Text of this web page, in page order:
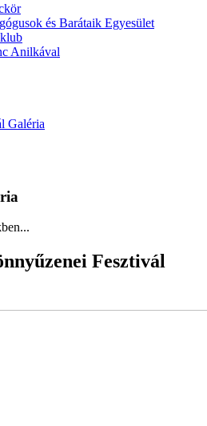
és Barátaik Egyesület
Anilkával
Galéria
Fesztivál